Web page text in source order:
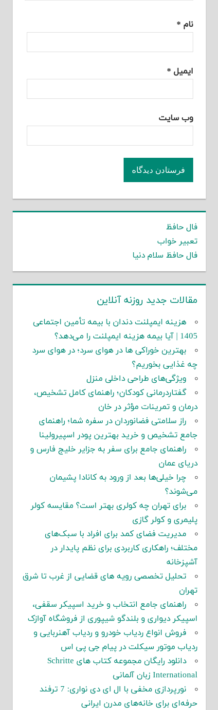
نام *
ایمیل *
وب‌ سایت
فال حافظ
تعبیر خواب
فال حافظ سلام دنیا
مقالات جدید روزنه آنلاین
هزینه ایمپلنت دندان با بیمه تأمین اجتماعی
1405 | آیا بیمه هزینه ایمپلنت را می‌دهد؟
بهترین خوراکی ها در هوای سرد؛ در هوای سرد
چه غذایی بخوریم؟
ویژگی‌های طراحی داخلی منزل
گفتاردرمانی کودکان؛ راهنمای کامل تشخیص،
درمان و تمرینات مؤثر در خان
راز سلامتی فضانوردان در سفره شما؛ راهنمای
جامع تشخیص و خرید بهترین پودر اسپیرولینا
راهنمای جامع برای سفر به جزایر خلیج فارس و
دریای عمان
چرا خیلی‌ها بعد از ورود به کانادا پشیمان
می‌شوند؟
برای تهران چه کولری بهتر است؟ مقایسه کولر
پلیمری و کولر گازی
مدیریت فضای کمد برای افراد با سبک‌های
مختلف؛ راهکاری کاربردی برای نظم پایدار در
آشپزخانه
تحلیل تخصصی رویه های قضایی از غرب تا شرق
تهران
راهنمای جامع انتخاب و خرید اسپیکر سقفی،
اسپیکر دیواری و بلندگو شیپوری از فروشگاه آوازک
فروش انواع ردیاب خودرو و ردیاب آهنربایی و
ردیاب موتور سیکلت در پیام جی پی اس
دانلود رایگان مجموعه کتاب های Schritte
International زبان آلمانی
نورپردازی مخفی با ال ای دی نواری: 7 ترفند
حرفه‌ای برای خانه‌های مدرن ایرانی